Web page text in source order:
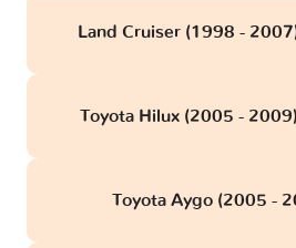
Land Cruiser (1998 -
Toyota Hilux (2005 -
Toyota Aygo (2005 -